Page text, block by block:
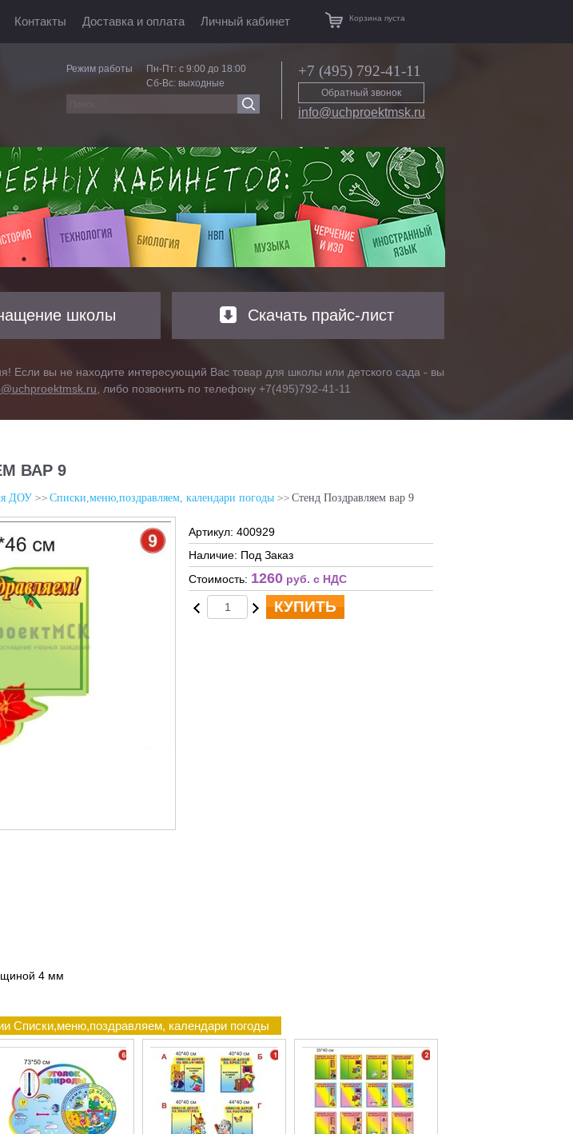
Контакты Доставка и оплата Личный кабинет Корзина пуста
Режим работы
Пн-Пт: с 9:00 до 18:00
Сб-Вс: выходные
+7 (495) 792-41-11
Обратный звонок
info@uchproektmsk.ru
школы Скачать прайс-лист
Если вы не находите интересующий Вас товар для школы или детского сада - вы
, либо позвонить по телефону +7(495)792-41-11
ВАР 9
ДОУ Списки,меню,поздравляем, календари погоды Стенд Поздравляем вар 9
Артикул: 400929
Наличие: Под Заказ
Стоимость: 1260 руб. c НДС
КУПИТЬ
4 мм
Списки,меню,поздравляем, календари погоды